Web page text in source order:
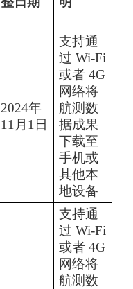
2024年
11 月 1 日
支持通
过 Wi-Fi
或者 4G
网络将
航测数
据成果
下载至
手机或
其他本
地设备
支持通
过 Wi-Fi
或者 4G
网络将
航测数